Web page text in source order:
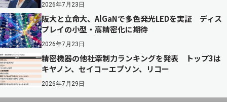
2026年7月23日
阪大と立命大、AlGaNで多色発光LEDを実証 ディス
プレイの小型・高精密化に期待
2026年7月23日
精密機器の他社牽制力ランキングを発表 トップ3は
キヤノン、セイコーエプソン、リコー
2026年7月29日